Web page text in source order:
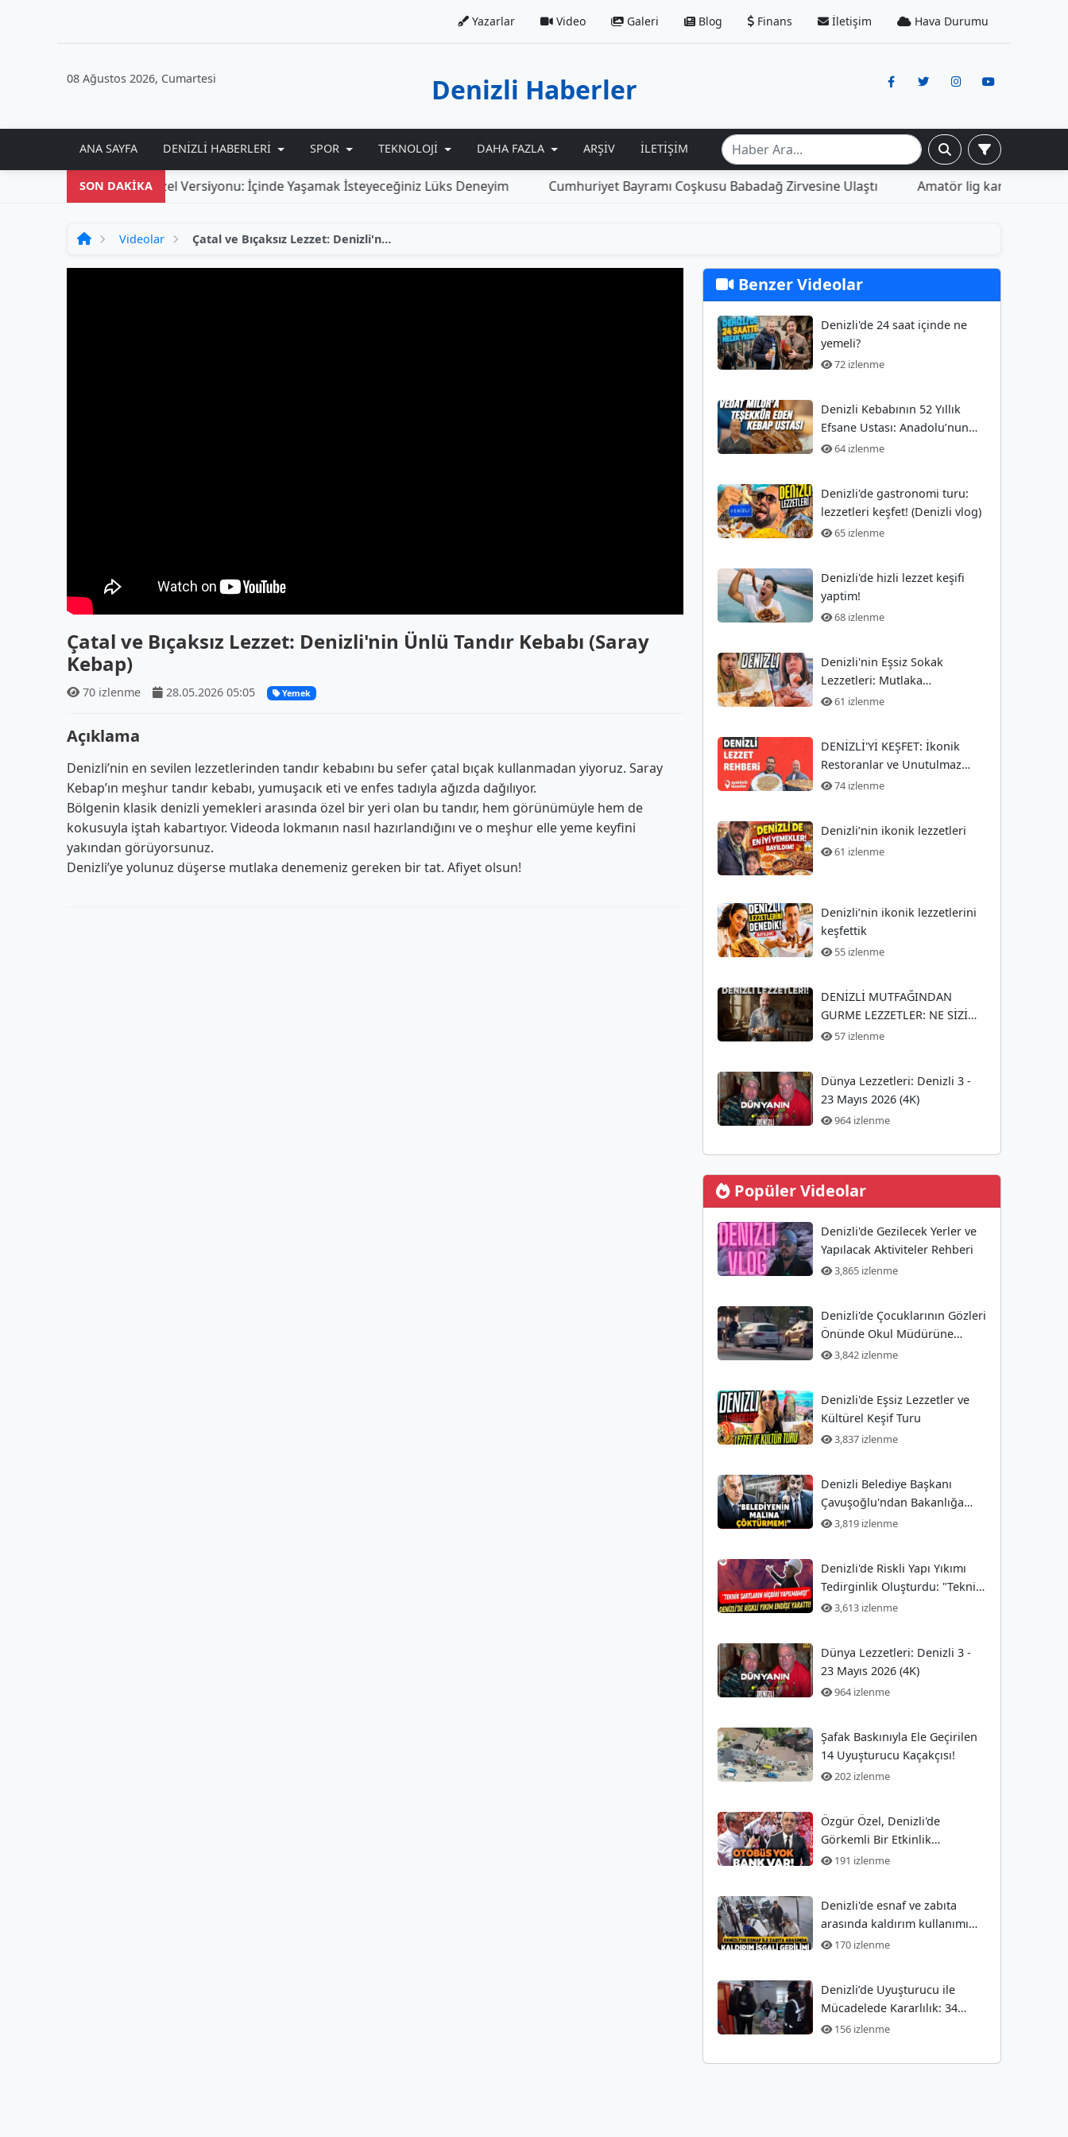
Yazarlar Video Galeri Blog Finans İletişim Hava Durumu
08 Ağustos 2026, Cumartesi Denizli Haberler
ANA SAYFA DENIZLI HABERLERI SPOR TEKNOLOJI DAHA FAZLA ARŞIV İLETIŞIM
SON DAKİKA Denizli
Videolar Çatal ve Bıçaksız Lezzet: Denizli'nin Ünlü Tandır Kebabı (Saray Kebap)
Çatal ve Bıçaksız Lezzet: Denizli'nin Ünlü Tandır Kebabı (Saray
Kebap)
70 izlenme 28.05.2026 05:05 Yemek
Açıklama
Denizli’nin en sevilen lezzetlerinden tandır kebabını bu sefer çatal bıçak kullanmadan yiyoruz. Saray
Kebap’ın meşhur tandır kebabı, yumuşacık eti ve enfes tadıyla ağızda dağılıyor.
Bölgenin klasik denizli yemekleri arasında özel bir yeri olan bu tandır, hem görünümüyle hem de
kokusuyla iştah kabartıyor. Videoda lokmanın nasıl hazırlandığını ve o meşhur elle yeme keyfini
yakından görüyorsunuz.
Denizli’ye yolunuz düşerse mutlaka denemeniz gereken bir tat. Afiyet olsun!
Benzer Videolar
Denizli'de 24 saat içinde ne
yemeli?
72 izlenme
Denizli Kebabının 52 Yıllık
Efsane Ustası: Anadolu’nun
Saklı Sanatçıları
64 izlenme
Denizli'de gastronomi turu:
lezzetleri keşfet! (Denizli vlog)
65 izlenme
Denizli'de hizli lezzet keşifi
yaptim!
68 izlenme
Denizli'nin Eşsiz Sokak
Lezzetleri: Mutlaka
Denemelisiniz!
61 izlenme
DENİZLİ'Yİ KEŞFET: İkonik
Restoranlar ve Unutulmaz
Lezzetler Rehberi
74 izlenme
Denizli’nin ikonik lezzetleri
61 izlenme
Denizli’nin ikonik lezzetlerini
keşfettik
55 izlenme
DENİZLİ MUTFAĞINDAN
GURME LEZZETLER: NE SİZİ
BEKLİYOR?
57 izlenme
Dünya Lezzetleri: Denizli 3 -
23 Mayıs 2026 (4K)
964 izlenme
Popüler Videolar
Denizli'de Gezilecek Yerler ve
Yapılacak Aktiviteler Rehberi
3,865 izlenme
Denizli'de Çocuklarının Gözleri
Önünde Okul Müdürüne
Yönelik Silahlı Saldırı
3,842 izlenme
Denizli'de Eşsiz Lezzetler ve
Kültürel Keşif Turu
3,837 izlenme
Denizli Belediye Başkanı
Çavuşoğlu'ndan Bakanlığa
Sert Tepki
3,819 izlenme
Denizli'de Riskli Yapı Yıkımı
Tedirginlik Oluşturdu: "Teknik
Şartlar Hiç Yerine Getirilmedi!"
3,613 izlenme
Dünya Lezzetleri: Denizli 3 -
23 Mayıs 2026 (4K)
964 izlenme
Şafak Baskınıyla Ele Geçirilen
14 Uyuşturucu Kaçakçısı!
202 izlenme
Özgür Özel, Denizli'de
Görkemli Bir Etkinlik
Düzenledi! Ekrem Açıkel Tarihi
191 izlenme
Denizli'de esnaf ve zabıta
arasında kaldırım kullanımı
nedeniyle gergin anlar
170 izlenme
Denizli’de Uyuşturucu ile
Mücadelede Kararlılık: 34
Gözaltı
156 izlenme